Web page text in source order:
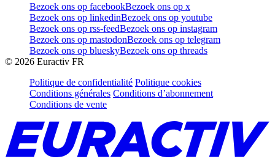
Bezoek ons op facebookBezoek ons op x
Bezoek ons op linkedinBezoek ons op youtube
Bezoek ons op rss-feedBezoek ons op instagram
Bezoek ons op mastodonBezoek ons op telegram
Bezoek ons op blueskyBezoek ons op threads
© 2026 Euractiv FR
Politique de confidentialité Politique cookies
Conditions générales Conditions d’abonnement
Conditions de vente